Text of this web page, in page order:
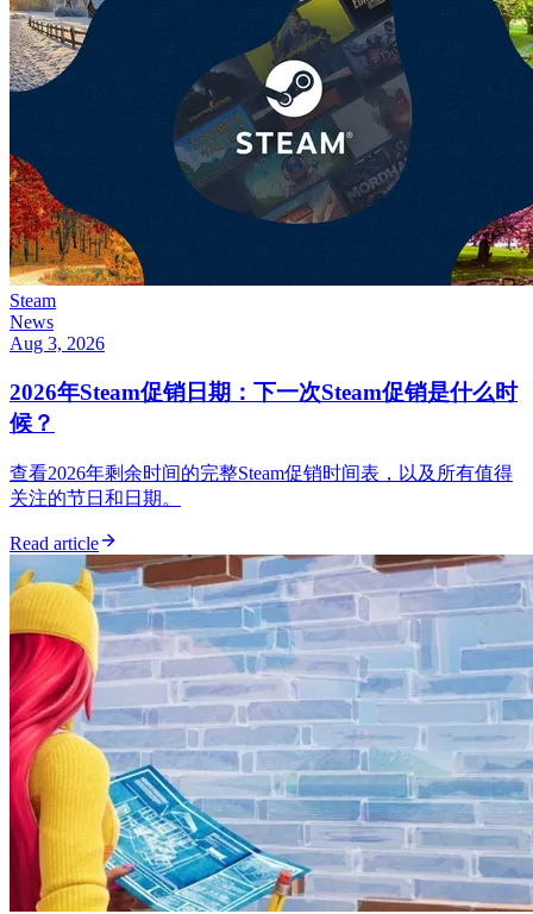
Steam
News
Aug 3, 2026
2026年Steam促销日期：下一次Steam促销是什么时
候？
查看2026年剩余时间的完整Steam促销时间表，以及所有值得
关注的节日和日期。
Read article